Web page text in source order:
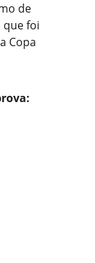
de
que foi
Copa